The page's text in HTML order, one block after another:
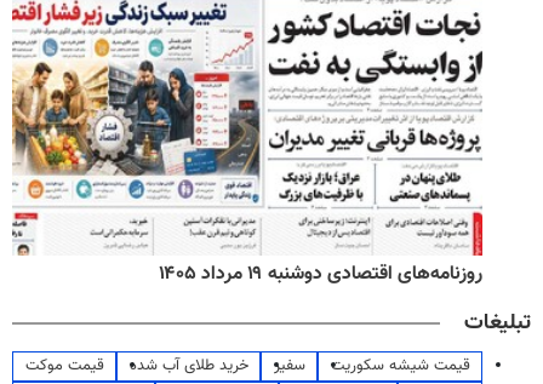
روزنامه‌های اقتصادی دوشنبه ۱۹ مرداد ۱۴۰۵
تبلیغات
قیمت شیشه سکوریت سفیر خرید طلای آب شده
قیمت موکت